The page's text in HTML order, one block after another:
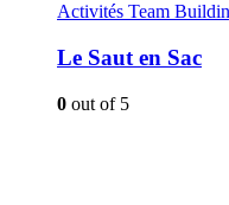
Activités Team
Le Saut en Sac
0 out of 5